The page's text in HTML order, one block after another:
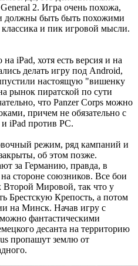
2. Игра очень похожа,
должны быть быть похожими
классика и пик игровой мысли.
iPad, хотя есть версия и на
делать игру под Android,
настоящую "вишенку
рынок пиратской по сути
что Panzer Corps можно
причем не обязательно с
iPad против PC.
режим, ряд кампаний и
об этом позже.
за Германию, правда, в
стороне союзников. Все бои
Второй Мировой, так что у
Брестскую Крепость, а потом
на Минск. Начав игру с
фантастическими
десанта на территорию
пропашут землю от